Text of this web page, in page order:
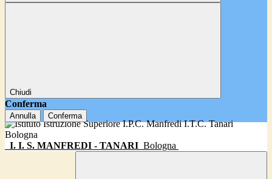
Chiudi
Conferma
Annulla Conferma
I. I. S. MANFREDI - TANARI Bologna